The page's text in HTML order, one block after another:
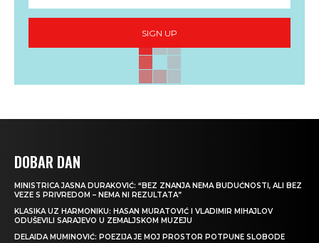
SIGN UP
DOBAR DAN
MINISTRICA JASNA DURAKOVIĆ: “BEZ ZNANJA NEMA BUDUĆNOSTI, ALI BEZ
VEZE S PRIVREDOM – NEMA NI REZULTATA”
KLASIKA UZ HARMONIKU: HASAN MURATOVIĆ I VLADIMIR MIHAJLOV
ODUŠEVILI SARAJEVO U ZEMALJSKOM MUZEJU
DELAIDA MUMINOVIĆ: POEZIJA JE MOJ PROSTOR POTPUNE SLOBODE